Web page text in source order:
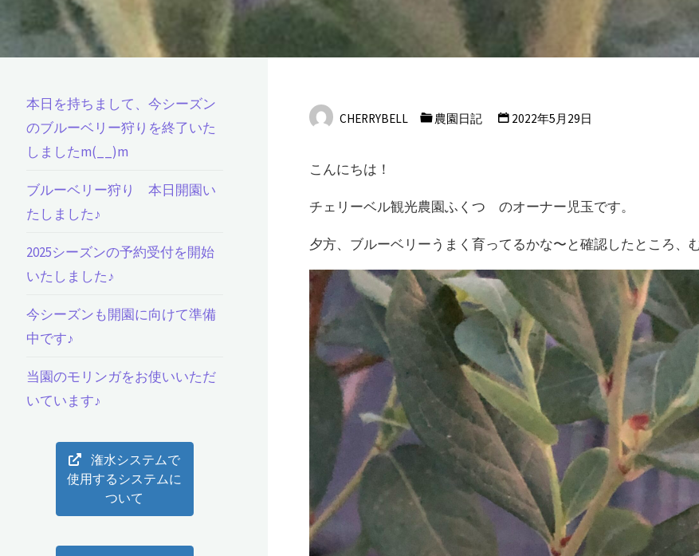
CHERRYBELL 農園日記 2022年5月29日
こんにちは！
チェリーベル観光農園ふくつ のオーナー児玉です。
夕方、ブルーベリーうまく育ってるかな〜と確認したところ、
本日を持ちまして、今シーズン
のブルーベリー狩りを終了いた
しましたm(__)m
ブルーベリー狩り 本日開園い
たしました♪
2025シーズンの予約受付を開始
いたしました♪
今シーズンも開園に向けて準備
中です♪
当園のモリンガをお使いいただ
いています♪
潅水システムで
使用するシステムに
ついて